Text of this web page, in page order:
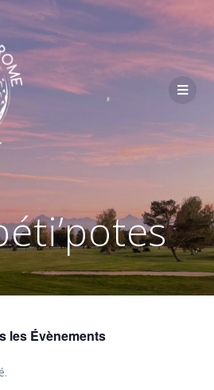
Passer
contenu
les Évènements